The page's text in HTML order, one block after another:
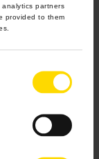
partners
provided to them